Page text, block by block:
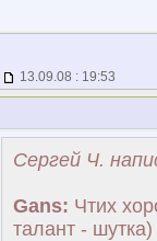
13.09.08 : 19:53
Сергей Ч.
Gans: Чтих
талант - шутка)